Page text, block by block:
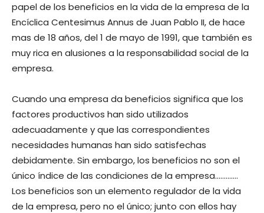
papel de los beneficios en la vida de la empresa de la
Encíclica Centesimus Annus de Juan Pablo II, de hace
mas de 18 años, del 1 de mayo de 1991, que también es
muy rica en alusiones a la responsabilidad social de la
empresa.
Cuando una empresa da beneficios significa que los
factores productivos han sido utilizados
adecuadamente y que las correspondientes
necesidades humanas han sido satisfechas
debidamente. Sin embargo, los beneficios no son el
único índice de las condiciones de la empresa………….
Los beneficios son un elemento regulador de la vida
de la empresa, pero no el único; junto con ellos hay